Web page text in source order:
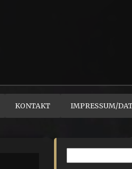
KONTAKT IMPRESSUM/